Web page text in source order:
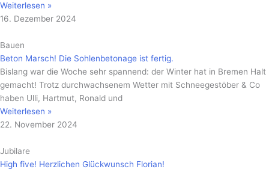
Weiterlesen »
16. Dezember 2024
Bauen
Beton Marsch! Die Sohlenbetonage ist fertig.
Bislang war die Woche sehr spannend: der Winter hat in Bremen Halt
gemacht! Trotz durchwachsenem Wetter mit Schneegestöber & Co
haben Ulli, Hartmut, Ronald und
Weiterlesen »
22. November 2024
Jubilare
High five! Herzlichen Glückwunsch Florian!